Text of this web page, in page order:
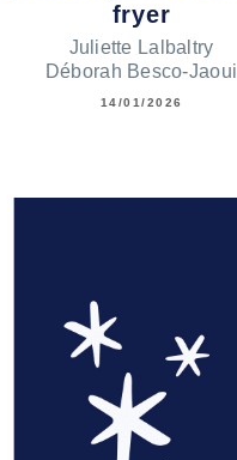
fryer
Juliette Lalbaltry
Déborah Besco-Jaoui
14/01/2026